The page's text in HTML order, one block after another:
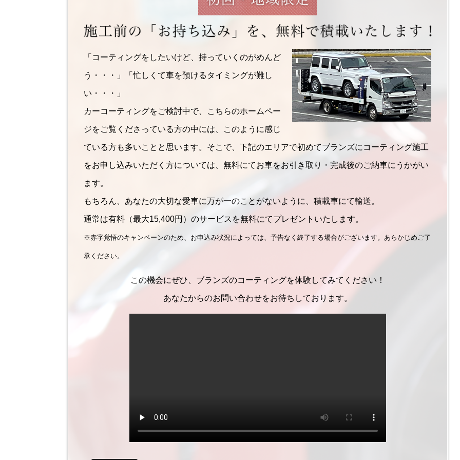
「コーティングをしたいけど、持っていくのがめんど
う・・・」「忙しくて車を預けるタイミングが難し
い・・・」
カーコーティングをご検討中で、こちらのホームペー
ジをご覧くださっている方の中には、このように感じ
ている方も多いことと思います。そこで、下記のエリアで初めてブランズにコーティング施工
をお申し込みいただく方については、無料にてお車をお引き取り・完成後のご納車にうかがい
ます。
もちろん、あなたの大切な愛車に万が一のことがないように、積載車にて輸送。
通常は有料（最大15,400円）のサービスを無料にてプレゼントいたします。
※赤字覚悟のキャンペーンのため、お申込み状況によっては、予告なく終了する場合がございます。あらかじめご了
承ください。
この機会にぜひ、ブランズのコーティングを体験してみてください！
あなたからのお問い合わせをお待ちしております。